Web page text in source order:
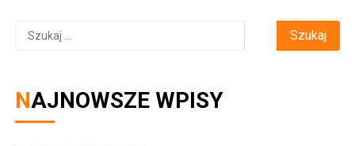
Szukaj:
NAJNOWSZE WPISY